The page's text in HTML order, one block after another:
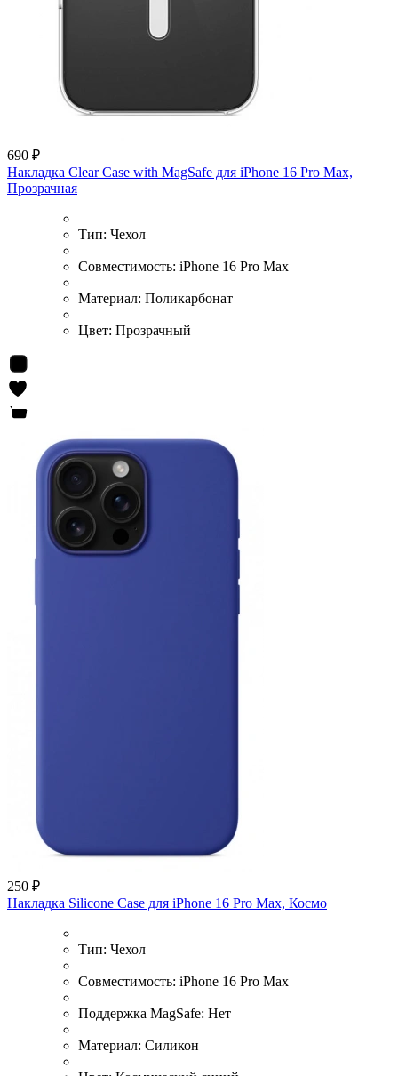
690 ₽
Накладка Clear Case with MagSafe для iPhone 16 Pro Max,
Прозрачная
Тип: Чехол
Совместимость: iPhone 16 Pro Max
Материал: Поликарбонат
Цвет: Прозрачный
250 ₽
Накладка Silicone Case для iPhone 16 Pro Max, Космо
Тип: Чехол
Совместимость: iPhone 16 Pro Max
Поддержка MagSafe: Нет
Материал: Силикон